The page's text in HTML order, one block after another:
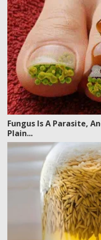
Fungus Is A Parasite,
Plain...